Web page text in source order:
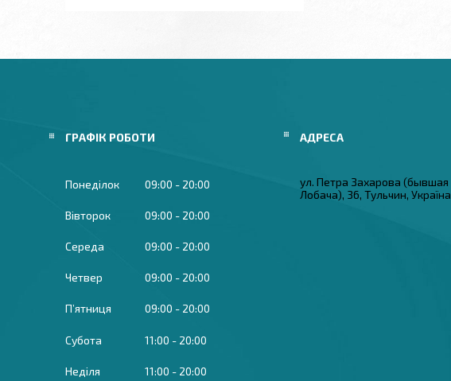
ГРАФІК РОБОТИ
Понеділок 09:00 20:00
Вівторок 09:00 20:00
Середа 09:00 20:00
Четвер 09:00 20:00
Пʼятниця 09:00 20:00
Субота 11:00 20:00
Неділя 11:00 20:00
ул. Петра Захарова (бывшая
Лобача), 36, Тульчин, Україна